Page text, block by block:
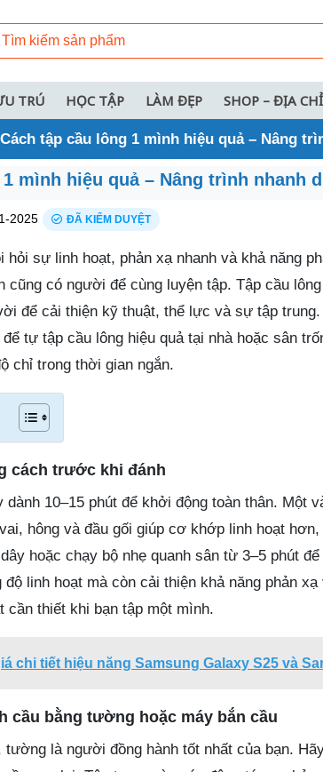
TRÚ HỌC TẬP LÀM ĐẸP SHOP – ĐỊA CHỈ
Cách tập cầu lông 1 mình hiệu quả – Nâng
mình hiệu quả – Nâng trình nhanh
2025 ĐÃ KIỂM DUYỆT
hỏi sự linh hoạt, phản xạ nhanh và khả năng
cũng có người để cùng luyện tập. Tập cầu
để cải thiện kỹ thuật, thể lực và sự tập
tự tập cầu lông hiệu quả tại nhà hoặc sân
chỉ trong thời gian ngắn.
cách trước khi đánh
10–15 phút để khởi động toàn thân. Một
hông và đầu gối giúp cơ khớp linh hoạt
hoặc chạy bộ nhẹ quanh sân từ 3–5 phút
độ linh hoạt mà còn cải thiện khả năng phản
cần thiết khi bạn tập một mình.
chi tiết hiệu năng Samsung Galaxy S25 và
cầu bằng tường hoặc máy bắn cầu
tường là người đồng hành tốt nhất của bạn.